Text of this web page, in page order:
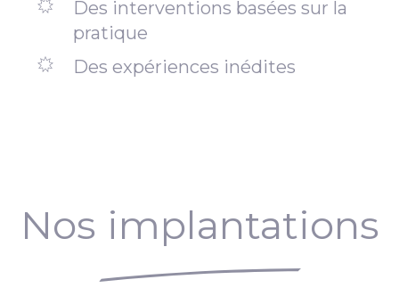
Des interventions basées sur la
pratique
Des expériences inédites
Nos implantations